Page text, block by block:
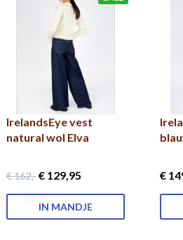
IrelandsEye vest
natural wol Elva
€ 162,-€ 129,95
IN MANDJE
€